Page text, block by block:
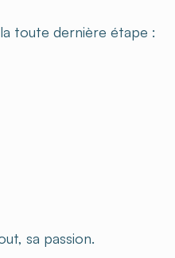
toute dernière étape :
sa passion.